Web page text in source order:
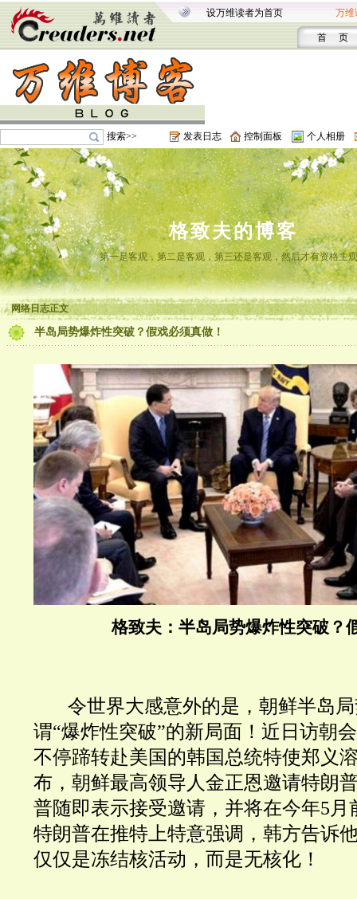
设万维读者为首页 万维
首 页
搜索>> 发表日志 控制面板 个人相册
格致夫的博客
第一是客观，第二是客观，第三还是客观，然后才有资格主
网络日志正文
半岛局势爆炸性突破？假戏必须真做！
格致夫：半岛局势爆炸性突破？
令世界大感意外的是，朝鲜半岛
谓“爆炸性突破”的新局面！近日访朝
不停蹄转赴美国的韩国总统特使郑义
布，朝鲜最高领导人金正恩邀请特朗
普随即表示接受邀请，并将在今年5月
特朗普在推特上特意强调，韩方告诉
仅仅是冻结核活动，而是无核化！